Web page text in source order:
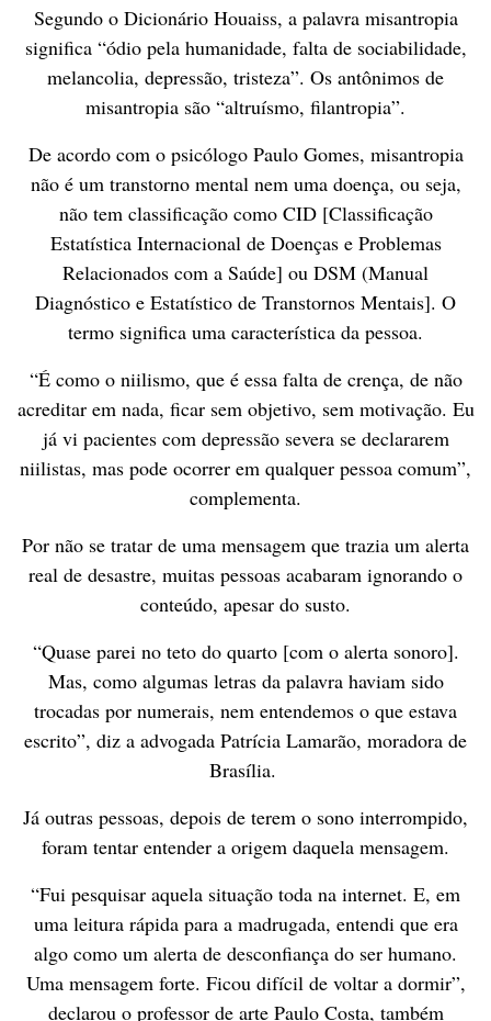
Segundo o Dicionário Houaiss, a palavra misantropia
significa “ódio pela humanidade, falta de sociabilidade,
melancolia, depressão, tristeza”. Os antônimos de
misantropia são “altruísmo, filantropia”.
De acordo com o psicólogo Paulo Gomes, misantropia
não é um transtorno mental nem uma doença, ou seja,
não tem classificação como CID [Classificação
Estatística Internacional de Doenças e Problemas
Relacionados com a Saúde] ou DSM (Manual
Diagnóstico e Estatístico de Transtornos Mentais]. O
termo significa uma característica da pessoa.
“É como o niilismo, que é essa falta de crença, de não
acreditar em nada, ficar sem objetivo, sem motivação. Eu
já vi pacientes com depressão severa se declararem
niilistas, mas pode ocorrer em qualquer pessoa comum”,
complementa.
Por não se tratar de uma mensagem que trazia um alerta
real de desastre, muitas pessoas acabaram ignorando o
conteúdo, apesar do susto.
“Quase parei no teto do quarto [com o alerta sonoro].
Mas, como algumas letras da palavra haviam sido
trocadas por numerais, nem entendemos o que estava
escrito”, diz a advogada Patrícia Lamarão, moradora de
Brasília.
Já outras pessoas, depois de terem o sono interrompido,
foram tentar entender a origem daquela mensagem.
“Fui pesquisar aquela situação toda na internet. E, em
uma leitura rápida para a madrugada, entendi que era
algo como um alerta de desconfiança do ser humano.
Uma mensagem forte. Ficou difícil de voltar a dormir”,
declarou o professor de arte Paulo Costa, também